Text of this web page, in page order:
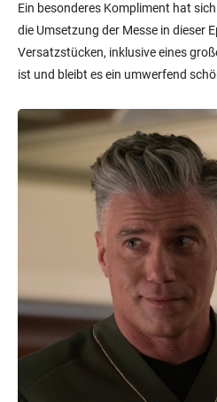
Ein besonderes Kompliment hat
die Umsetzung der Messe in dieser
Versatzstücken, inklusive eines
ist und bleibt es ein umwerfend